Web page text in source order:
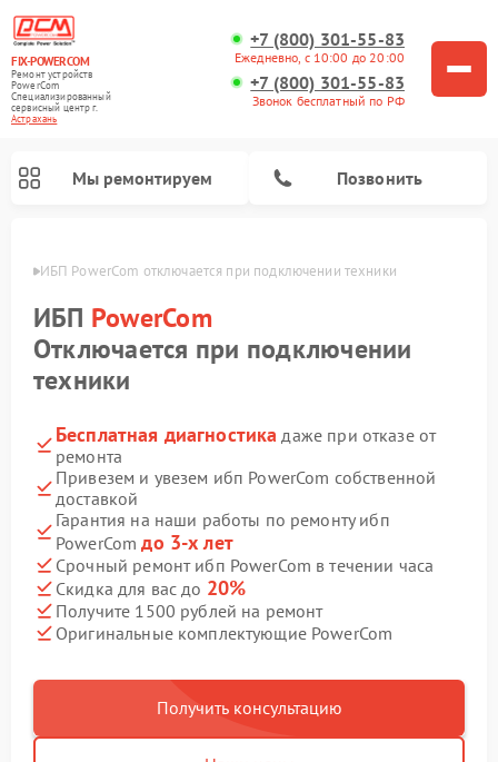
FIX-POWERCOM
Ремонт устройств
PowerCom
Специализированный
cервисный центр г.
Астрахань
+7 (800) 301-55-83
Ежедневно, с 10:00 до 20:00
+7 (800) 301-55-83
Звонок бесплатный по РФ
Мы ремонтируем Позвонить
ИБП PowerCom отключается при подключении техники
ИБП PowerCom
Отключается при подключении
техники
Бесплатная диагностика даже при отказе от
ремонта
Привезем и увезем ибп PowerCom собственной
доставкой
Гарантия на наши работы по ремонту ибп
PowerComдо 3-х лет
Срочный ремонт ибп PowerCom в течении часа
Скидка для вас до 20%
Получите 1500 рублей на ремонт
Оригинальные комплектующие PowerCom
Получить консультацию